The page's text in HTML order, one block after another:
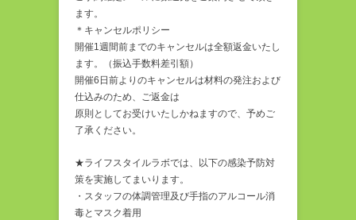
ます。
＊キャンセルポリシー
開催1週間前までのキャンセルは全額返金いたし
ます。（振込手数料差引額）
開催6日前よりのキャンセルは材料の発注および
仕込みのため、ご返金は
原則としてお受けいたしかねますので、予めご
了承ください。
★ライフスタイルラボでは、以下の感染予防対
策を実施してまいります。
・スタッフの体調管理及び手指のアルコール消
毒とマスク着用